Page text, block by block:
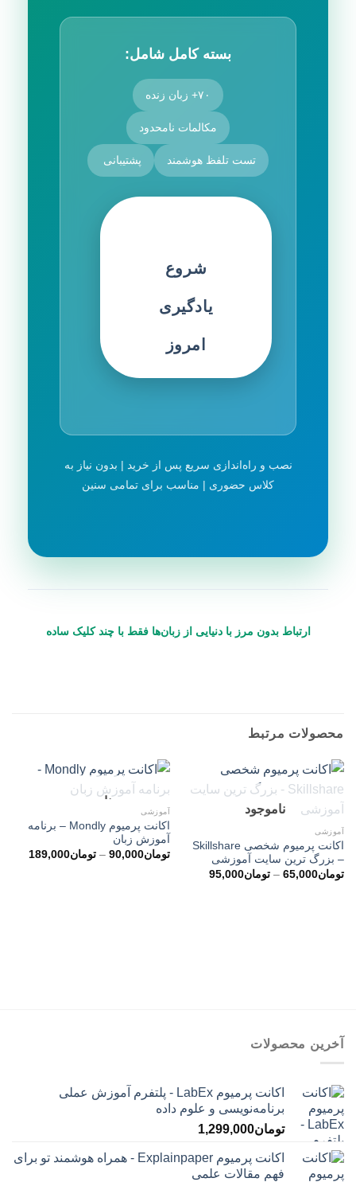
بسته کامل شامل:
۷۰+ زبان زنده
مکالمات نامحدود
تست تلفظ هوشمند پشتیبانی
شروع
یادگیری
امروز
نصب و راه‌اندازی سریع پس از خرید | بدون نیاز به
کلاس حضوری | مناسب برای تمامی سنین
ارتباط بدون مرز با دنیایی از زبان‌ها فقط با چند کلیک ساده
محصولات مرتبط
ناموجود
آموزشی
اکانت پرمیوم شخصی Skillshare
– بزرگ ترین سایت آموزشی
تومان65,000
– تومان95,000محدوده
ناموجود
آموزشی
اکانت پرمیوم Mondly – برنامه
آموزش زبان
تومان90,000
– تومان189,000
آخرین محصولات
اکانت پرمیوم LabEx - پلتفرم آموزش عملی
برنامه‌نویسی و علوم داده
تومان1,299,000
اکانت پرمیوم Explainpaper - همراه هوشمند تو برای
فهم مقالات علمی